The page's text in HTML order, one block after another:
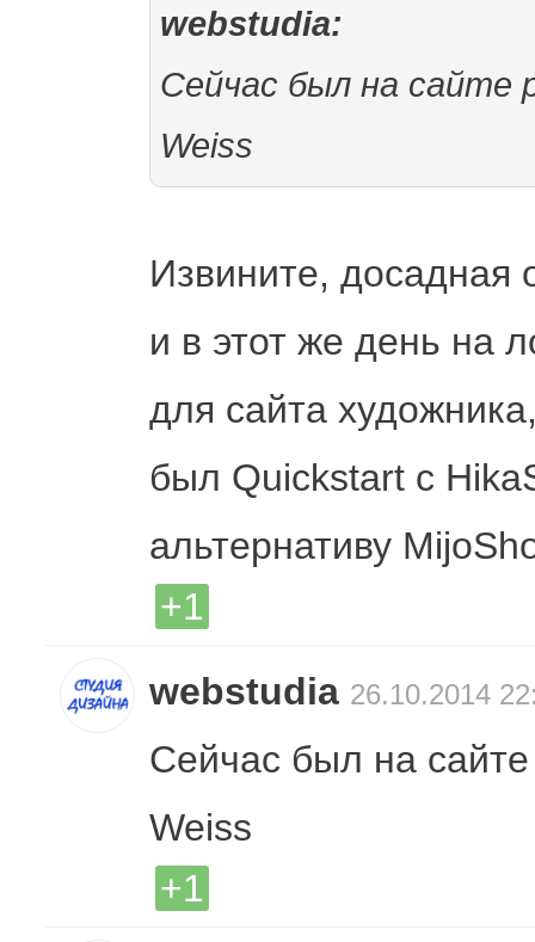
webstudia:
Сейчас был на сайте
Weiss
Извините, досадная
и в этот же день на
для сайта
был Quickstart с
альтернативу
+1
webstudia 26.10.2014
Сейчас был на
Weiss
+1